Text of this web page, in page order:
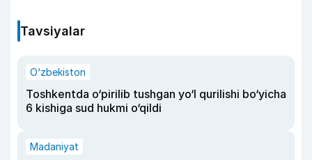
Tavsiyalar
O‘zbekiston
Toshkentda o‘pirilib tushgan yo‘l qurilishi bo‘yicha
6 kishiga sud hukmi o‘qildi
Madaniyat